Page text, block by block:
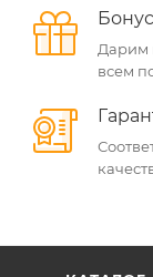
Дарим
всем